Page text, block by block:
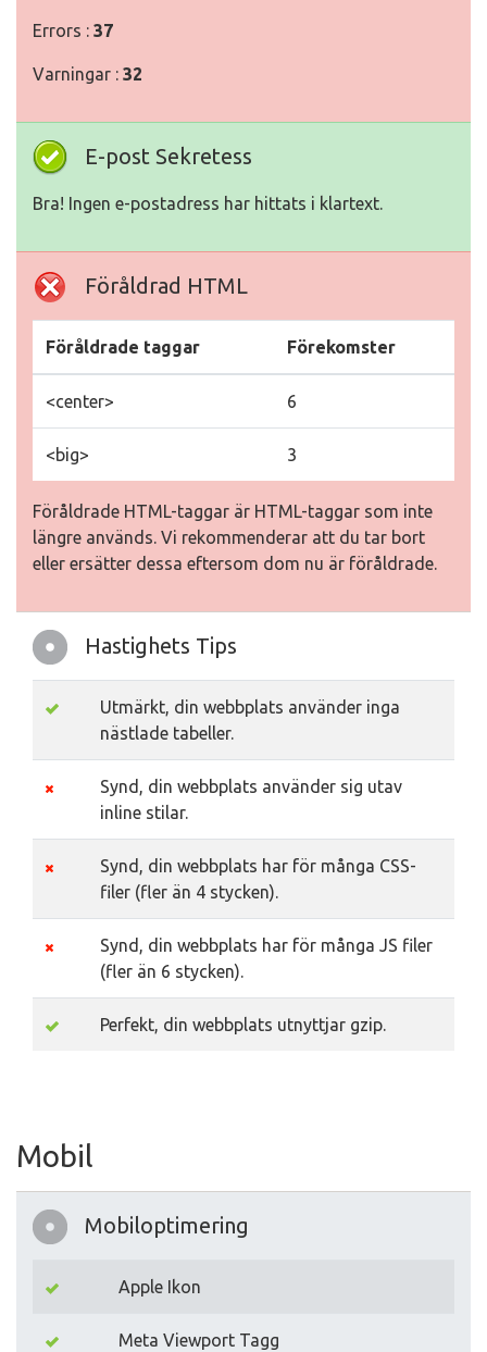
Errors : 37
Varningar : 32
E-post Sekretess
Bra! Ingen e-postadress har hittats i klartext.
Föråldrad HTML
Föråldrade taggar Förekomster
<center> 6
<big> 3
Föråldrade HTML-taggar är HTML-taggar som inte
längre används. Vi rekommenderar att du tar bort
eller ersätter dessa eftersom dom nu är föråldrade.
Hastighets Tips
Utmärkt, din webbplats använder inga
nästlade tabeller.
Synd, din webbplats använder sig utav
inline stilar.
Synd, din webbplats har för många CSS-
filer (fler än 4 stycken).
Synd, din webbplats har för många JS filer
(fler än 6 stycken).
Perfekt, din webbplats utnyttjar gzip.
Mobil
Mobiloptimering
Apple Ikon
Meta Viewport Tagg